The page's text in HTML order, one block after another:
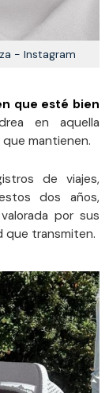
- Instagram
que esté bien
en aquella
mantienen.
de viajes,
dos años,
por sus
que transmiten.